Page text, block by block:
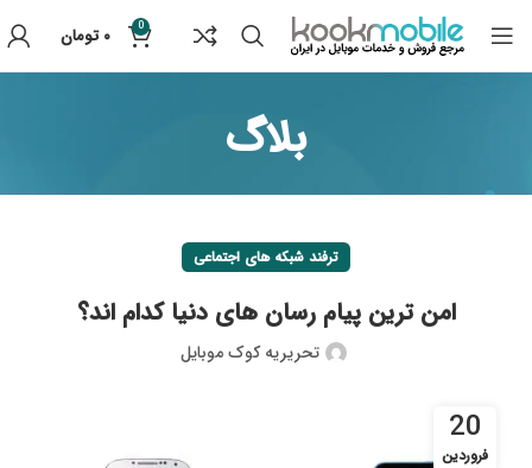
0 ۰ تومان
بلاگ
ترفند شبکه های اجتماعی
امن ترین پیام رسان های دنیا کدام اند؟
تحریریه کوک موبایل
20
فروردین